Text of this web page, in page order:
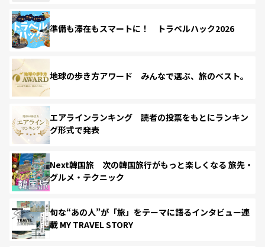
準備も滞在もスマートに！ トラベルハック2026
地球の歩き方アワード みんなで選ぶ、旅のベスト。
エアラインランキング 読者の投票をもとにランキン
グ形式で発表
Next韓国旅 次の韓国旅行がもっと楽しくなる 旅先・
グルメ・テクニック
旬な“あの人”が「旅」をテーマに語るインタビュー連
載 MY TRAVEL STORY